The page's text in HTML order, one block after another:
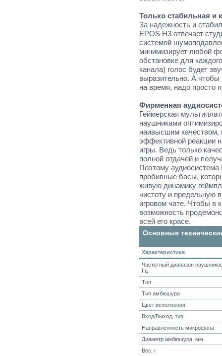
Только стабильная и
За надежность и
EPOS H3 отвечает
системой
минимизирует любой
обстановке для
канала) голос будет
выразительно. А
на время, надо просто
Фирменная
Геймерская
наушниками
наивысшим качеством,
эффективной реакции
игры. Ведь только
полной отдачей и
Поэтому аудиосистема
пробивные басы,
живую динамику
чистоту и предельную
игровом чате. Чтобы в
возможность
всей его красе.
Основные
Характеристика
Частотный диапазон
Гц
Тип
Тип амбюшура
Цвет исполнения
Вход/Выход, тип
Направленность микрофона
Диаметр амбюшура, мм
Вес, г